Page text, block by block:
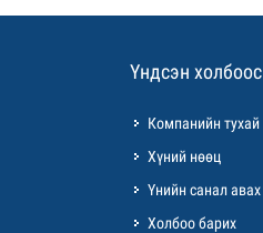
Үндсэн холбоос
Компанийн тухай
Хүний нөөц
Үнийн санал авах
Холбоо барих